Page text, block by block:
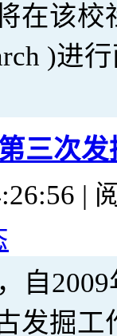
在该校
)进
三次
|
自
发掘